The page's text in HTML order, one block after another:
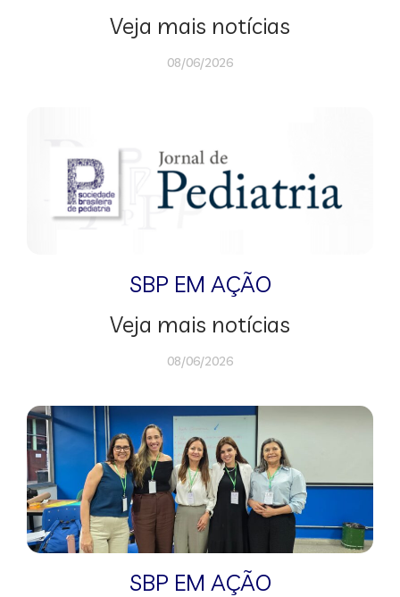
Veja mais notícias
08/06/2026
SBP EM AÇÃO
Veja mais notícias
08/06/2026
SBP EM AÇÃO